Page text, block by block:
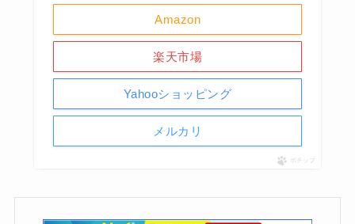
Amazon
楽天市場
Yahooショッピング
メルカリ
ポチップ